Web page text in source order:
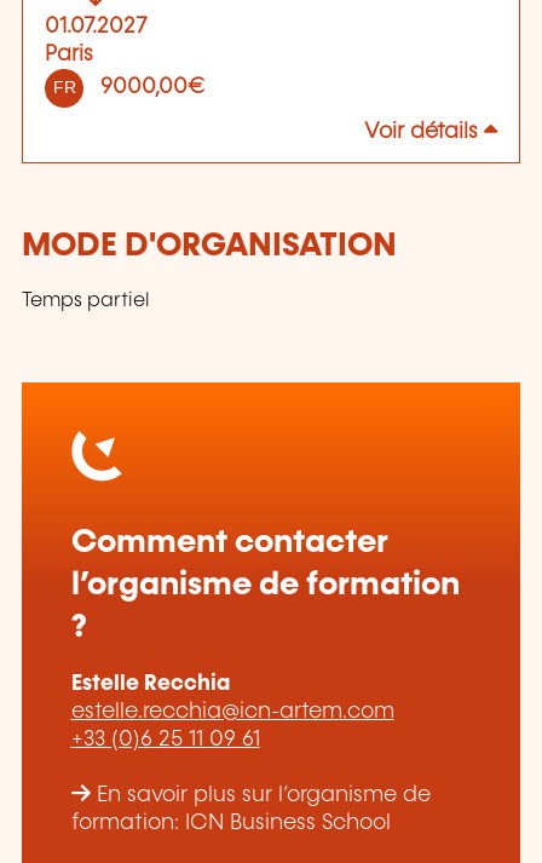
01.07.2027
Paris
FR 9000,00€
Voir détails
MODE D'ORGANISATION
Temps partiel
Comment contacter
l’organisme de formation
?
Estelle Recchia
estelle.recchia@icn-artem.com
+33 (0)6 25 11 09 61
En savoir plus sur l’organisme de
formation: ICN Business School